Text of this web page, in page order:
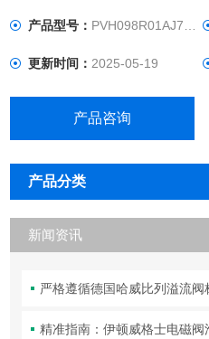
产品型号： PVH098R01AJ70B25200000100
更新时间：2025-05-19
产品咨询
产品分类
新闻资讯
精准指南：伊顿威格士电磁